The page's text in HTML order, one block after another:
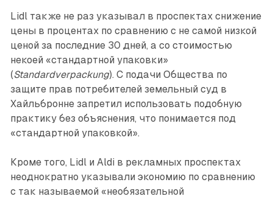
Lidl также не раз указывал в проспектах снижение
цены в процентах по сравнению с не самой низкой
ценой за последние 30 дней, а со стоимостью
некоей «стандартной упаковки»
(Standardverpackung). С подачи Общества по
защите прав потребителей земельный суд в
Хайльбронне запретил использовать подобную
практику без объяснения, что понимается под
«стандартной упаковкой».
Кроме того, Lidl и Aldi в рекламных проспектах
неоднократно указывали экономию по сравнению
с так называемой «необязательной